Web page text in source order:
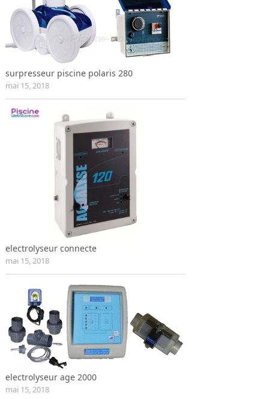
surpresseur piscine polaris 280
mai 15, 2018
electrolyseur connecte
mai 15, 2018
electrolyseur age 2000
mai 15, 2018